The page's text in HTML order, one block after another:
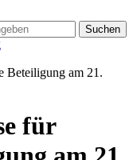
Suchen
Beteiligung am 21.
für